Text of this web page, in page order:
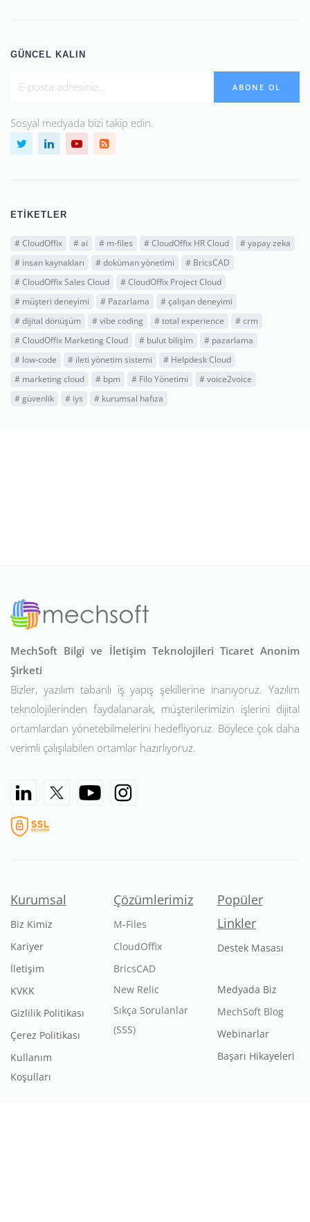
GÜNCEL KALIN
ABONE OL
Sosyal medyada bizi takip edin.
ETIKETLER
#CloudOffix #ai # m-files #CloudOffix HR Cloud #yapay zeka
# insan kaynakları #doküman yönetimi # BricsCAD
#CloudOffix Sales Cloud #CloudOffix Project Cloud
# müşteri deneyimi # Pazarlama #çalışan deneyimi
#dijital dönüşüm #vibe coding #total experience #crm
#CloudOffix Marketing Cloud # bulut bilişim # pazarlama
# low-code # ileti yönetim sistemi # Helpdesk Cloud
# marketing cloud # bpm # Filo Yönetimi #voice2voice
#güvenlik # iys # kurumsal hafıza
MechSoft Bilgi ve İletişim Teknolojileri Ticaret Anonim
Şirketi
Bizler, yazılım tabanlı iş yapış şekillerine inanıyoruz. Yazılım
teknolojilerinden faydalanarak, müşterilerimizin işlerini dijital
ortamlardan yönetebilmelerini hedefliyoruz. Böylece çok daha
verimli çalışılabilen ortamlar hazırlıyoruz.
Kurumsal
Biz Kimiz
Kariyer
İletişim
KVKK
Gizlilik Politikası
Çerez Politikası
Kullanım
Koşulları
Çözümlerimiz
M-Files
CloudOffix
BricsCAD
New Relic
Sıkça Sorulanlar
(SSS)
Popüler
Linkler
Destek Masası
Medyada Biz
MechSoft Blog
Webinarlar
Başarı Hikayeleri